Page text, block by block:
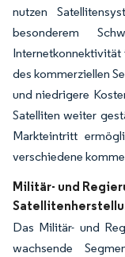
nutzen
besonderem
des kommerziellen
und niedrigere
Satelliten weiter
Markteintritt
verschiedene
Militär- und
Das Militär- und
wachsende